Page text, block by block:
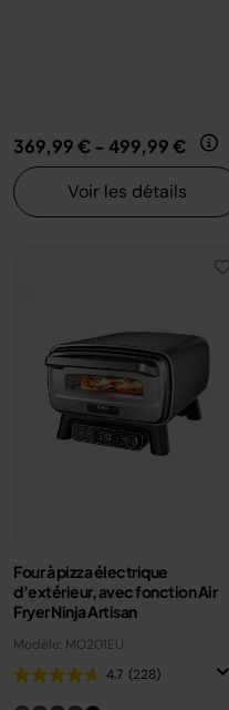
369,99 €- 499,99 €
Voir les détails
Four à pizza électrique
d’extérieur, avec fonction Air
Fryer Ninja Artisan
Modèle: MO201EU
4.7 (228)